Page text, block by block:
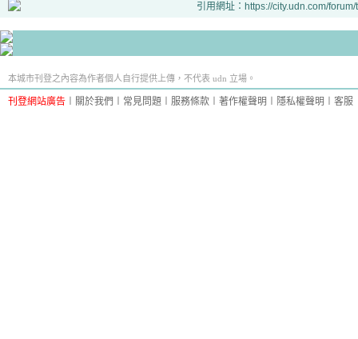
引用網址：https://city.udn.com/
本城市刊登之內容為作者個人自行提供上傳，不代表 udn 立場。
刊登網站廣告 關於我們 常見問題 服務條款 著作權聲明 隱私權聲明 客服